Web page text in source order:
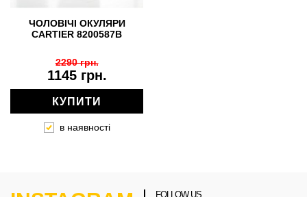
ЧОЛОВІЧІ ОКУЛЯРИ
CARTIER 8200587B
1145 грн.
2290 грн.
КУПИТИ
в наявності
FOLLOW US